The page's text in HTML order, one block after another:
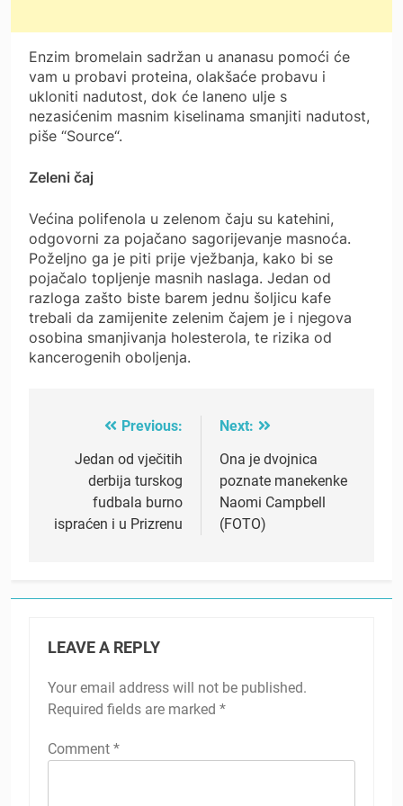
Enzim bromelain sadržan u ananasu pomoći će
vam u probavi proteina, olakšaće probavu i
ukloniti nadutost, dok će laneno ulje s
nezasićenim masnim kiselinama smanjiti nadutost,
piše “Source“.
Zeleni čaj
Većina polifenola u zelenom čaju su katehini,
odgovorni za pojačano sagorijevanje masnoća.
Poželjno ga je piti prije vježbanja, kako bi se
pojačalo topljenje masnih naslaga. Jedan od
razloga zašto biste barem jednu šoljicu kafe
trebali da zamijenite zelenim čajem je i njegova
osobina smanjivanja holesterola, te rizika od
kancerogenih oboljenja.
navigation
Previous:
Jedan od vječitih
derbija turskog
fudbala burno
ispraćen i u Prizrenu
Next:
Ona je dvojnica
poznate manekenke
Naomi Campbell
(FOTO)
LEAVE A REPLY
Your email address will not be published.
Required fields are marked *
Comment *